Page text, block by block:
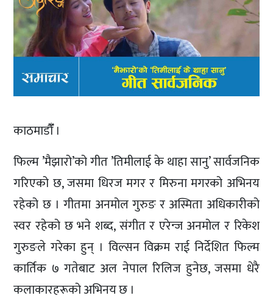
काठमाडौँँ ।
फिल्म ’मैझारो’को गीत ’तिमीलाई के थाहा सानु’ सार्वजनिक
गरिएको छ, जसमा धिरज मगर र मिरुना मगरको अभिनय
रहेको छ । गीतमा अनमोल गुरुङ र अस्मिता अधिकारीको
स्वर रहेको छ भने शब्द, संगीत र एरेन्ज अनमोल र रिकेश
गुरुङले गरेका हुन् । विल्सन विक्रम राई निर्देशित फिल्म
कार्तिक ७ गतेबाट अल नेपाल रिलिज हुनेछ, जसमा धेरै
कलाकारहरूको अभिनय छ ।